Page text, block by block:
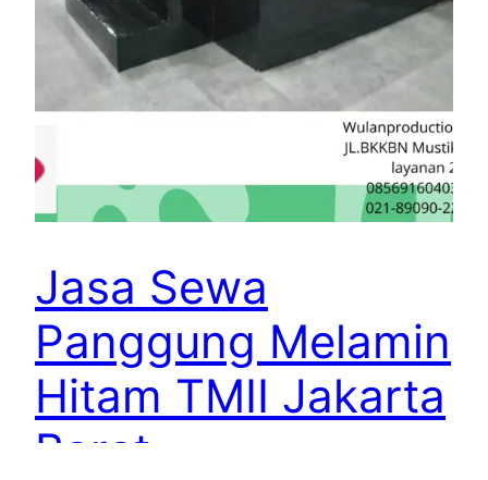
Jasa Sewa
Panggung Melamin
Hitam TMII Jakarta
Barat